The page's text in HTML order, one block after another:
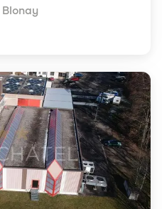
Blonay